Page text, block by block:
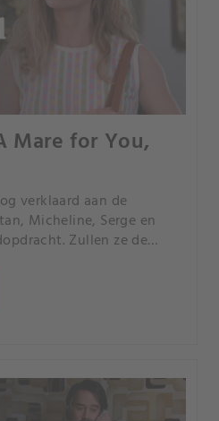
Mare for You,
verklaard aan de
Micheline, Serge en
Zullen ze de